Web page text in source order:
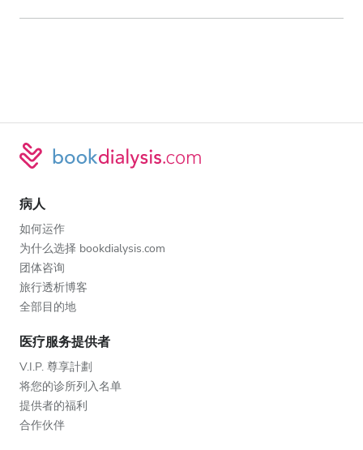
病人
如何运作
为什么选择 bookdialysis.com
团体咨询
旅行透析博客
全部目的地
医疗服务提供者
V.I.P. 尊享計劃
将您的诊所列入名单
提供者的福利
合作伙伴